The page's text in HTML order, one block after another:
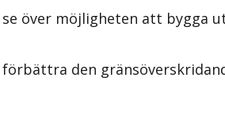
över möjligheten att bygga
den